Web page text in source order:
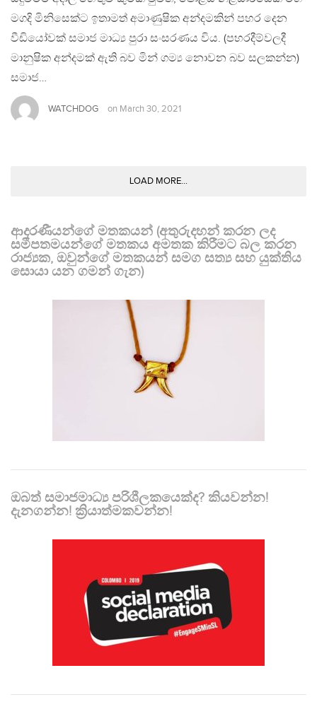
මගදි මිනිසෙක්ට ඉතාමත් අමාණුෂික අන්දමකින් පහර දෙන
වීඩියෝවක් සමාජ මාධ්‍ය පුරා සංසරණය විය. (පහරදීම්වලදී
මානුෂික අන්දමක් ඇති බව මින් ගම්‍ය නොවන බව සලකන්න)
සමාජ…
WATCHDOG on March 30, 2021
LOAD MORE...
ආදරණීයන්ගේ මතකයන් (අතුරුදහන් කරන ලද
සමීපතමයන්ගේ මතකය අමතක කිරීමට බල කරන
රාජ්‍යක, ඔවුන්ගේ මතකයන් සමග සත්‍ය සහ යුක්තිය
සොයා යන ගමන් ගැන)
ඔබත් සමාජමාධ්‍ය පරිශීලකයෙක්ද? කියවන්න!
දැනගන්න! ක්‍රියාත්මකවන්න!